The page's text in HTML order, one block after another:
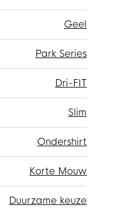
Geel
Park Series
Dri-FIT
Slim
Ondershirt
Korte Mouw
Duurzame keuze